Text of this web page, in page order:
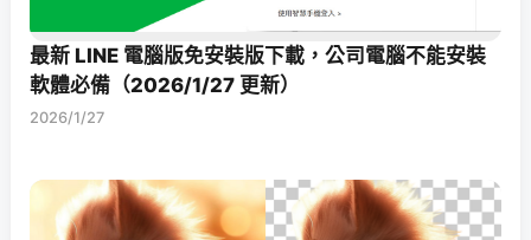
最新 LINE 電腦版免安裝版下載，公司電腦不能安裝
軟體必備（2026/1/27 更新）
2026/1/27